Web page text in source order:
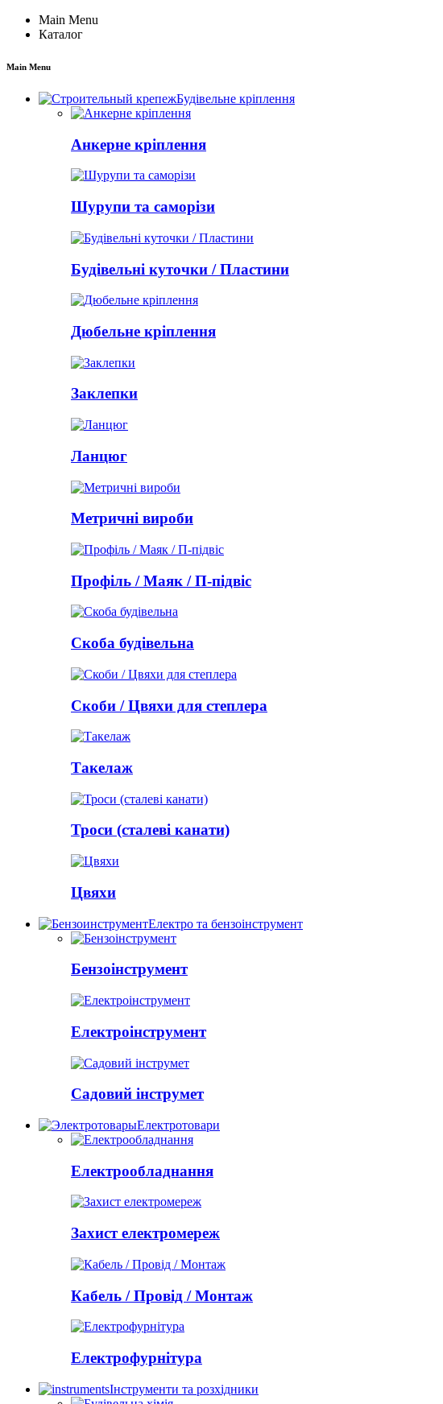
Main Menu
Каталог
Main Menu
Будівельне кріплення
Анкерне кріплення
Шурупи та саморізи
Будівельні куточки / Пластини
Дюбельне кріплення
Заклепки
Ланцюг
Метричні вироби
Профіль / Маяк / П-підвіс
Скоба будівельна
Скоби / Цвяхи для степлера
Такелаж
Троси (сталеві канати)
Цвяхи
Електро та бензоінструмент
Бензоінструмент
Електроінструмент
Садовий інструмет
Електротовари
Електрообладнання
Захист електромереж
Кабель / Провід / Монтаж
Електрофурнітура
Інструменти та розхідники